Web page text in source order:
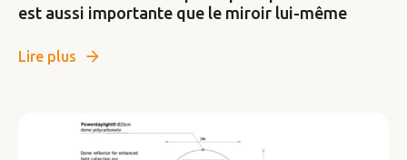
est aussi importante que le miroir lui-même
Lire plus